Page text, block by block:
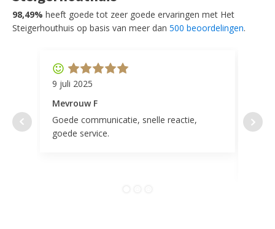
98,49% heeft goede tot zeer goede ervaringen met Het
Steigerhouthuis op basis van meer dan 500 beoordelingen.
9 juli 2025
Mevrouw F
Goede communicatie, snelle reactie,
goede service.
door